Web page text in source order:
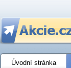
Úvodní stránka